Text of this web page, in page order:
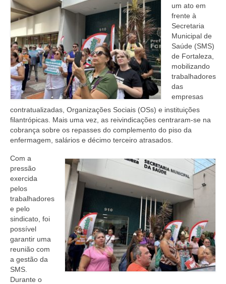
um ato em
frente à
Secretaria
Municipal de
Saúde (SMS)
de Fortaleza,
mobilizando
trabalhadores
das
empresas
contratualizadas, Organizações Sociais (OSs) e instituições
filantrópicas. Mais uma vez, as reivindicações centraram-se na
cobrança sobre os repasses do complemento do piso da
enfermagem, salários e décimo terceiro atrasados.
Com a
pressão
exercida
pelos
trabalhadores
e pelo
sindicato, foi
possível
garantir uma
reunião com
a gestão da
SMS.
Durante o